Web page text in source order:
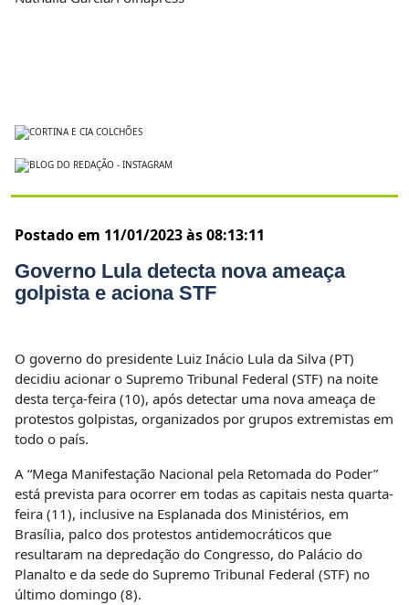
Postado em 11/01/2023 às 08:13:11
Governo Lula detecta nova ameaça
golpista e aciona STF
O governo do presidente Luiz Inácio Lula da Silva (PT)
decidiu acionar o Supremo Tribunal Federal (STF) na noite
desta terça-feira (10), após detectar uma nova ameaça de
protestos golpistas, organizados por grupos extremistas em
todo o país.
A “Mega Manifestação Nacional pela Retomada do Poder”
está prevista para ocorrer em todas as capitais nesta quarta-
feira (11), inclusive na Esplanada dos Ministérios, em
Brasília, palco dos protestos antidemocráticos que
resultaram na depredação do Congresso, do Palácio do
Planalto e da sede do Supremo Tribunal Federal (STF) no
último domingo (8).